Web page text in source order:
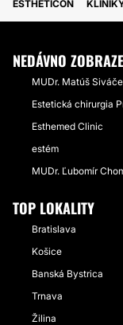
ESTHETICON
NEDÁVNO
MUDr. Matúš
Estetická chirurgia
Esthemed Clinic
estém
MUDr. Ľubomír
TOP LOKALITY
Bratislava
Košice
Banská Bystrica
Trnava
Žilina